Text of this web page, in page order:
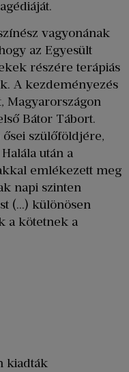
vagyonának
az Egyesült
részére terápiás
A kezdeményezés
Magyarországon
Bátor Tábort.
szülőföldjére,
után a
emlékezett meg
napi szinten
(…) különösen
a kötetnek a
kiadták